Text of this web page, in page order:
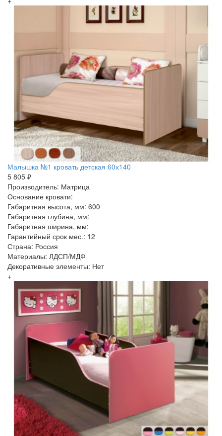
Малышка №1 кровать детская 60х140
5 805 ₽
Производитель: Матрица
Основание кровати:
Габаритная высота, мм: 600
Габаритная глубина, мм:
Габаритная ширина, мм:
Гарантийный срок мес.: 12
Страна: Россия
Материалы: ЛДСП/МДФ
Декоративные элементы: Нет
+